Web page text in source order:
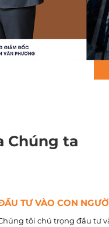
Chúng ta
TƯ VÀO CON
tôi chú trọng đầu tư